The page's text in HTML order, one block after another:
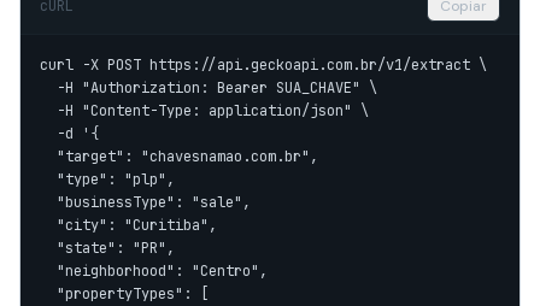
cURL Copiar
curl -X POST https://api.geckoapi.com.br/v1/extract \
  -H "Authorization: Bearer SUA_CHAVE" \
  -H "Content-Type: application/json" \
  -d '{
  "target": "chavesnamao.com.br",
  "type": "plp",
  "businessType": "sale",
  "city": "Curitiba",
  "state": "PR",
  "neighborhood": "Centro",
  "propertyTypes": [